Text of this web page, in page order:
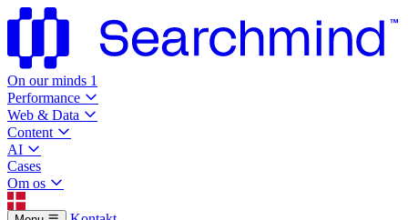
On our minds 1
Performance
Web & Data
Content
AI
Cases
Om os